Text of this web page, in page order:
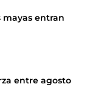
mayas entran
entre agosto